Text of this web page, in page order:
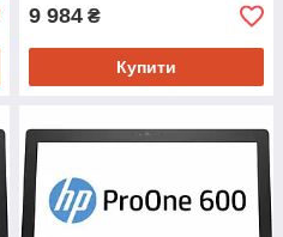
9 984 ₴
Купити